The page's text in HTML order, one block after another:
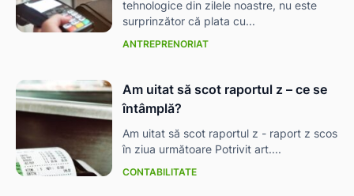
tehnologice din zilele noastre, nu este
surprinzător că plata cu...
ANTREPRENORIAT
Am uitat să scot raportul z – ce se
întâmplă?
Am uitat să scot raportul z - raport z scos
în ziua următoare Potrivit art....
CONTABILITATE